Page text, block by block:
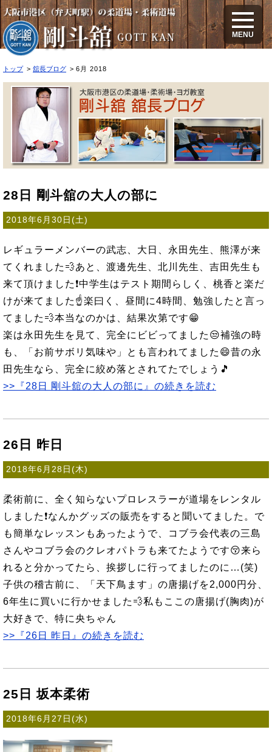
2018年6月のブログ
MENU
トップ 舘長ブログ 6月 2018
28日 剛斗舘の大人の部に
2018年6月30日(土)
レギュラーメンバーの武志、大日、永田先生、熊澤が来
てくれました💨あと、渡邊先生、北川先生、吉田先生も
来て頂けました❗中学生はテスト期間らしく、桃香と楽だ
けが来てました☝楽曰く、昼間に4時間、勉強したと言っ
てました💨本当なのかは、結果次第です😁
楽は永田先生を見て、完全にビビってました😒補強の時
も、「お前サボリ気味や」とも言われてました😄昔の永
田先生なら、完全に絞め落とされてたでしょう🎵
>>『28日 剛斗舘の大人の部に』の続きを読む
26日 昨日
2018年6月28日(木)
柔術前に、全く知らないプロレスラーが道場をレンタル
しました❗なんかグッズの販売をすると聞いてました。で
も簡単なレッスンもあったようで、コブラ会代表の三島
さんやコブラ会のクレオパトラも来てたようです😚来ら
れると分かってたら、挨拶しに行ってましたのに…(笑)
子供の稽古前に、「天下鳥ます」の唐揚げを2,000円分、
6年生に買いに行かせました💨私もここの唐揚げ(胸肉)が
大好きで、特に央ちゃん
>>『26日 昨日』の続きを読む
25日 坂本柔術
2018年6月27日(水)